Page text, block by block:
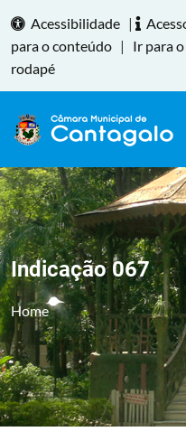
Acessibilidade |
para o conteúdo | Ir para
rodapé
Indicação 067
Home